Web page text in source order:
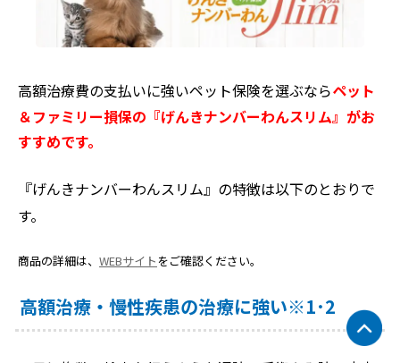
高額治療費の支払いに強いペット保険を選ぶならペット
＆ファミリー損保の『げんきナンバーわんスリム』がお
すすめです。
『げんきナンバーわんスリム』の特徴は以下のとおりで
す。
商品の詳細は、 WEBサイトをご確認ください。
高額治療・慢性疾患の治療に強い※1･2